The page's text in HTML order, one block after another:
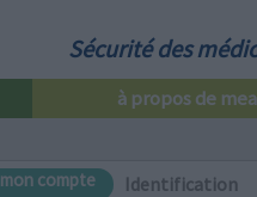
Sécurité des
à propos de
mon compte Identification